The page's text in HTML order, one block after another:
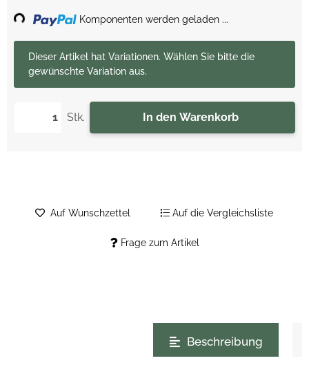
Stk. In den Warenkorb
xDieser Artikel hat Variationen. Wählen Sie bitte die
gewünschte Variation aus.
Komponenten werden geladen ...
Frage zum Artikel
Auf Wunschzettel Auf die Vergleichsliste
Beschreibung